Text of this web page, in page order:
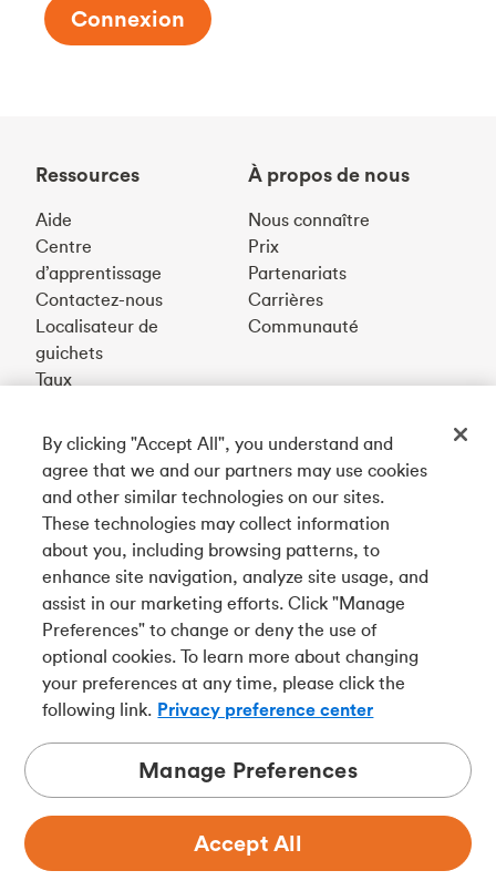
Connexion
Ressources
Aide
Centre
d’apprentissage
Contactez-nous
Localisateur de
guichets
Taux
À propos de nous
Nous connaître
Prix
Partenariats
Carrières
Communauté
English
Téléchargez notre appli
Connectez-vous avec nous
Tangerine est le nom commercial de la Banque Tangerine,
une filiale en propriété exclusive de La Banque de
Nouvelle-Écosse etmembre à part entière de la SADC
Confidentialité Choix de pub
By clicking "Accept All", you understand and
agree that we and our partners may use cookies
and other similar technologies on our sites.
These technologies may collect information
about you, including browsing patterns, to
enhance site navigation, analyze site usage, and
assist in our marketing efforts. Click "Manage
Preferences" to change or deny the use of
optional cookies. To learn more about changing
your preferences at any time, please click the
following link. Privacy preference center
Manage Preferences
Accept All